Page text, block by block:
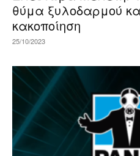
θύμα ξυλοδαρμού
κακοποίηση
25/10/2023